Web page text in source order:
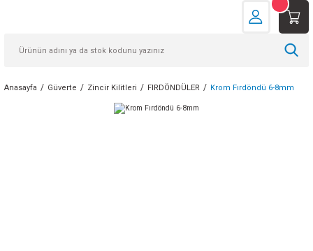
Anasayfa Güverte Zincir Kilitleri FIRDÖNDÜLER Krom Fırdöndü 6-8mm